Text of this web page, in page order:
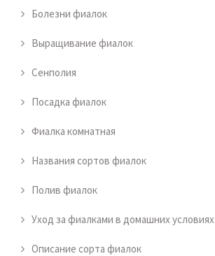
Болезни фиалок
Выращивание фиалок
Сенполия
Посадка фиалок
Фиалка комнатная
Названия сортов фиалок
Полив фиалок
Уход за фиалками в домашних условиях
Описание сорта фиалок